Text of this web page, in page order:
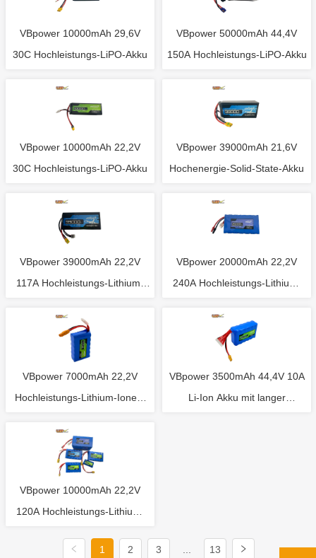
VBpower 10000mAh 29,6V
30C Hochleistungs-LiPO-Akku
VBpower 50000mAh 44,4V
150A Hochleistungs-LiPO-Akku
VBpower 10000mAh 22,2V
30C Hochleistungs-LiPO-Akku
VBpower 39000mAh 21,6V
Hochenergie-Solid-State-Akku
VBpower 39000mAh 22,2V
117A Hochleistungs-Lithium-
VBpower 20000mAh 22,2V
240A Hochleistungs-Lithium-
VBpower 7000mAh 22,2V
Hochleistungs-Lithium-Ionen-
VBpower 3500mAh 44,4V 10A
Li-Ion Akku mit langer
VBpower 10000mAh 22,2V
120A Hochleistungs-Lithium-
1
2 3 ... 13